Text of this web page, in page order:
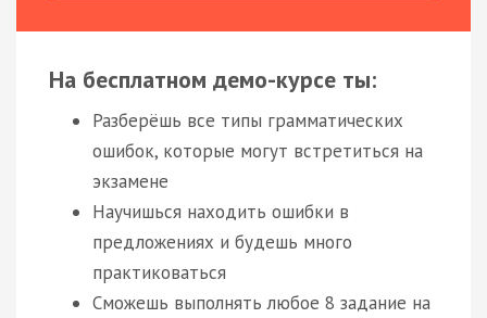
На бесплатном демо-курсе ты:
Разберёшь все типы грамматических
ошибок, которые могут встретиться на
экзамене
Научишься находить ошибки в
предложениях и будешь много
практиковаться
Сможешь выполнять любое 8 задание на